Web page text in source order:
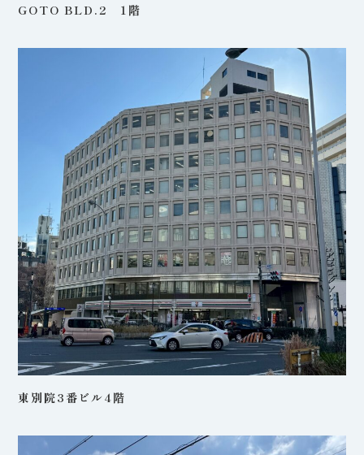
GOTO BLD.2 1階
東別院3番ビル4階